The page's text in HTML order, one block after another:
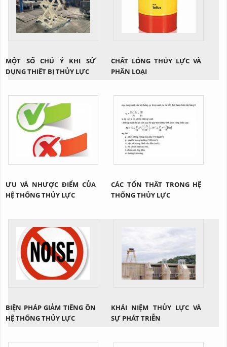
MỘT SỐ CHÚ Ý KHI SỬ
DỤNG THIẾT BỊ THỦY LỰC
CHẤT LỎNG THỦY LỰC VÀ
PHÂN LOẠI
ƯU VÀ NHƯỢC ĐIỂM CỦA
HỆ THỐNG THỦY LỰC
CÁC TỔN THẤT TRONG HỆ
THỐNG THỦY LỰC
BIỆN PHÁP GIẢM TIẾNG ỒN
HỆ THỐNG THỦY LỰC
KHÁI NIỆM THỦY LỰC VÀ
SỰ PHÁT TRIỄN